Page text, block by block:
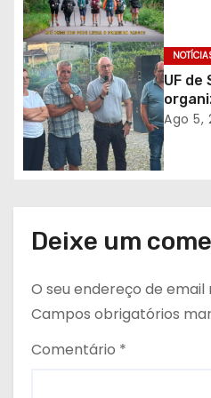
g
o
s
UF de
Ago 5,
Deixe um
O seu endereço de
Campos obrigatórios
Comentário *